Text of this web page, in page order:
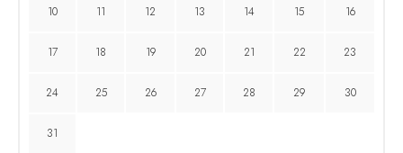
10 11 12 13 14 15 16
17 18 19 20 21 22 23
24 25 26 27 28 29 30
31